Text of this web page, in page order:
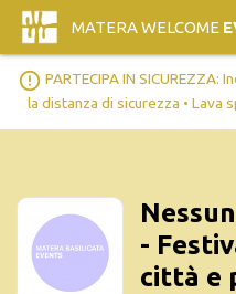
MATERA WELCOME
error_outline PARTECIPA IN SICUREZZA:
la distanza di sicurezza • Lava
-
città e